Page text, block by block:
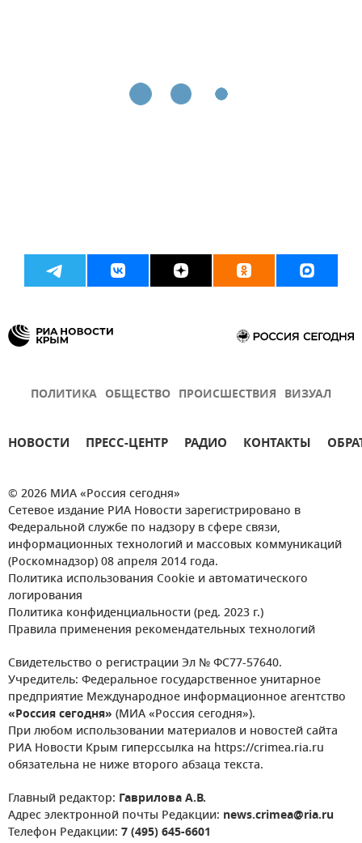
ПОЛИТИКА ОБЩЕСТВО ПРОИСШЕСТВИЯ ВИЗУАЛ
НОВОСТИ ПРЕСС-ЦЕНТР РАДИО КОНТАКТЫ
© 2026 МИА «Россия сегодня»
Сетевое издание РИА Новости зарегистрировано в
Федеральной службе по надзору в сфере связи,
информационных технологий и массовых коммуникаций
(Роскомнадзор) 08 апреля 2014 года.
Политика использования Cookie и автоматического
логирования
Политика конфиденциальности (ред. 2023 г.)
Правила применения рекомендательных технологий
Свидетельство о регистрации Эл № ФС77-57640.
Учредитель: Федеральное государственное унитарное
предприятие Международное информационное агентство
«Россия сегодня» (МИА «Россия сегодня»).
При любом использовании материалов и новостей сайта
РИА Новости Крым гиперссылка на https://crimea.ria.ru
обязательна не ниже второго абзаца текста.
Главный редактор: Гаврилова А.В.
Адрес электронной почты Редакции: news.crimea@ria.ru
Телефон Редакции: 7 (495) 645-6601